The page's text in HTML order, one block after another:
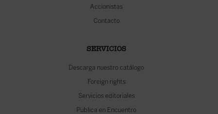
Accionistas
Contacto
SERVICIOS
Descarga nuestro catálogo
Foreign rights
Servicios editoriales
Publica en Encuentro